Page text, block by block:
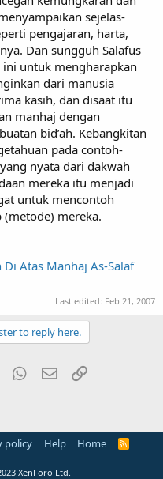
sejelas-
pengajaran, harta,
Dan sungguh Salafus
untuk mengharapkan
dari manusia
kasih, dan disaat itu
manhaj dengan
bid’ah. Kebangkitan
pada contoh-
nyata dari dakwah
mereka itu menjadi
untuk mencontoh
(metode) mereka.
Atas Manhaj As-Salaf
Last edited: Feb 21, 2007
to reply here.
Tumblr WhatsApp
Email
policy Help Home
R
XenForo Ltd.